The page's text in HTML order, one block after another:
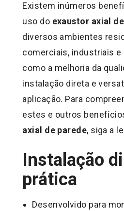
Existem inúmeros
uso do exaustor axial
diversos ambientes
comerciais, industriais
como a melhoria da
instalação direta e
aplicação. Para
estes e outros
axial de parede, siga a
Instalação
prática
Desenvolvido para